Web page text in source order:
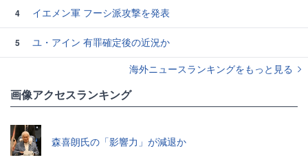
4 イエメン軍 フーシ派攻撃を発表
5
ユ・アイン 有罪確定後の近況か
海外ニュースランキングをもっと見る
画像アクセスランキング
森喜朗氏の「影響力」が減退か